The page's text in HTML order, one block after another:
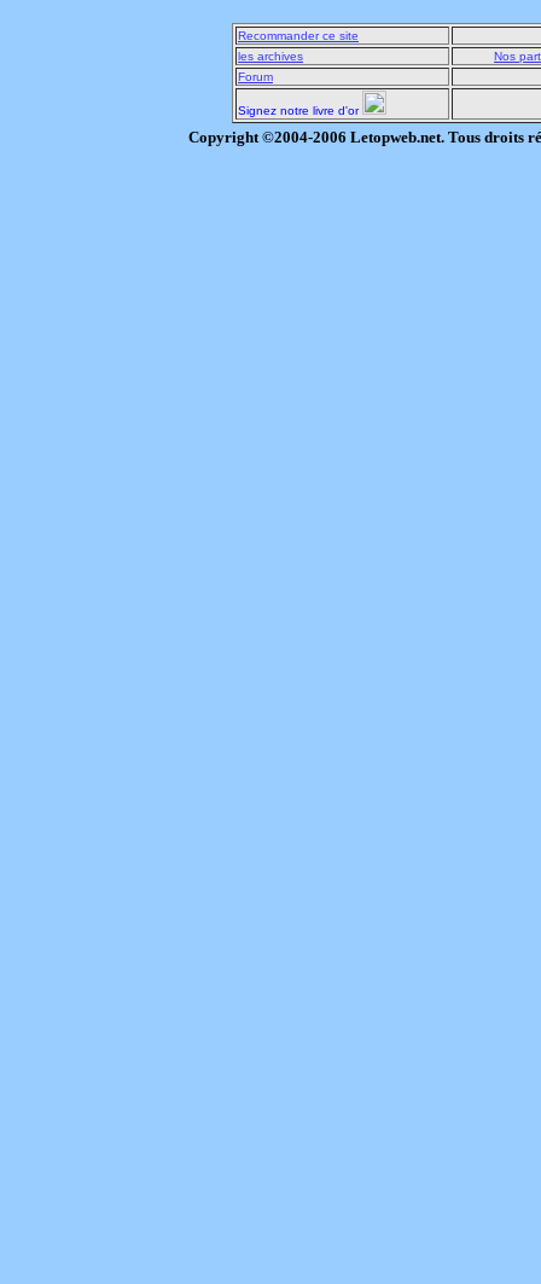
Recommander ce site
les archives
Nos
Forum
Signez notre livre d'or
Copyright ©2004-2006 Letopweb.net. Tous droits